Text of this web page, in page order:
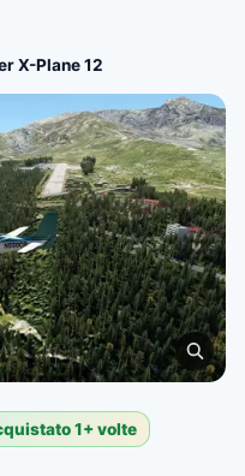
X-Plane 12
1+ volte